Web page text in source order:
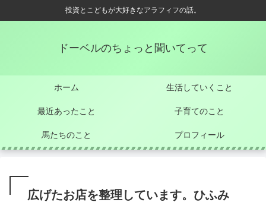
投資とこどもが大好きなアラフィフの話。
ドーベルのちょっと聞いてって
ホーム 生活していくこと
最近あったこと 子育てのこと
馬たちのこと プロフィール
広げたお店を整理しています。ひふみ